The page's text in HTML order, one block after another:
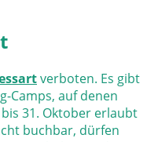
verboten. Es gibt
Camps, auf denen
31. Oktober erlaubt
buchbar, dürfen